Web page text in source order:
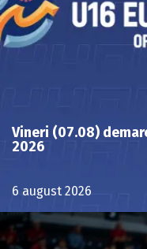
Vineri (07.08)
2026
6 august 2026